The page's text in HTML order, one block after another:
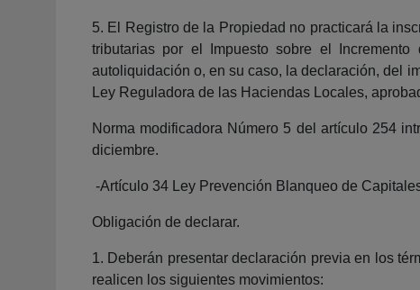
5. El Registro de la Propiedad no practicará la
tributarias por el Impuesto sobre el
autoliquidación o, en su caso, la declaración, del
Ley Reguladora de las Haciendas Locales,
Norma modificadora Número 5 del artículo 254
diciembre.
-Artículo 34 Ley Prevención Blanqueo de
Obligación de declarar.
1. Deberán presentar declaración previa en los
realicen los siguientes movimientos: